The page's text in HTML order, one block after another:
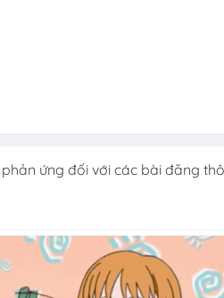
ứng đối với các bài đăng